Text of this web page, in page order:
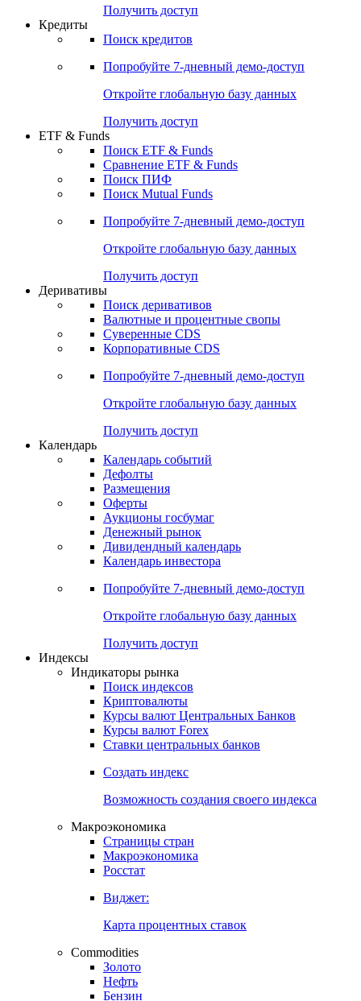
Попробуйте7-дневный
Откройте глобальную базу данных
Получить доступ
Поиск кредитов
Попробуйте7-дневный
Откройте глобальную базу данных
Получить доступ
ETF & Funds
Сравнение ETF & Funds
Поиск Mutual Funds
Попробуйте7-дневный
Откройте глобальную базу данных
Получить доступ
Деривативы
Валютные и процентные свопы
Корпоративные CDS
Попробуйте7-дневный
Откройте глобальную базу данных
Получить доступ
Календарь
Календарь событий
Дефолты
Размещения
Оферты
Денежный рынок
Календарь инвестора
Попробуйте7-дневный
Откройте глобальную базу данных
Получить доступ
Индикаторы рынка
Поиск индексов
Курсы валют Центральных Банков
Ставки центральных банков
Создать индекс
Возможность создания своего индекса
Страницы стран
Росстат
Виджет:
Карта процентных ставок